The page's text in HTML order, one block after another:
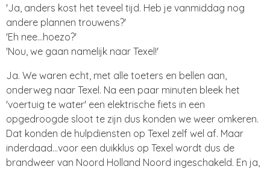
'Ja, anders kost het teveel tijd. Heb je vanmiddag nog
andere plannen trouwens?'
'Eh nee...hoezo?'
'Nou, we gaan namelijk naar Texel!'
Ja. We waren echt, met alle toeters en bellen aan,
onderweg naar Texel. Na een paar minuten bleek het
'voertuig te water' een elektrische fiets in een
opgedroogde sloot te zijn dus konden we weer omkeren.
Dat konden de hulpdiensten op Texel zelf wel af. Maar
inderdaad...voor een duikklus op Texel wordt dus de
brandweer van Noord Holland Noord ingeschakeld. En ja,